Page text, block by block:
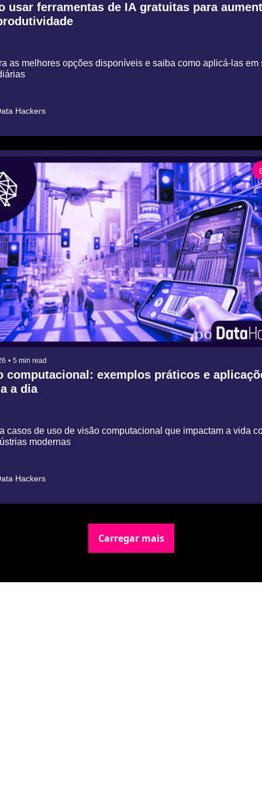
usar ferramentas de IA gratuitas para
as melhores opções disponíveis e saiba como aplicá-las em
Hackers
• 5 min read
computacional: exemplos práticos e
a dia
casos de uso de visão computacional que impactam a vida
modernas
Hackers
Carregar mais